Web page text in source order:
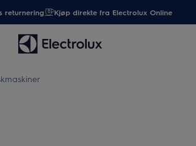
returnering Kjøp direkte fra Electrolux Online